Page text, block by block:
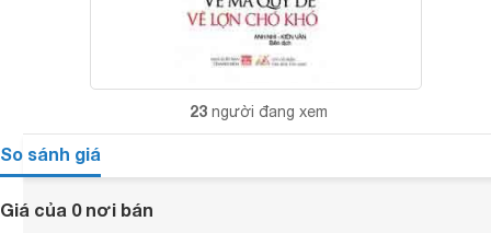
23 người đang xem
So sánh giá
Giá của 0 nơi bán